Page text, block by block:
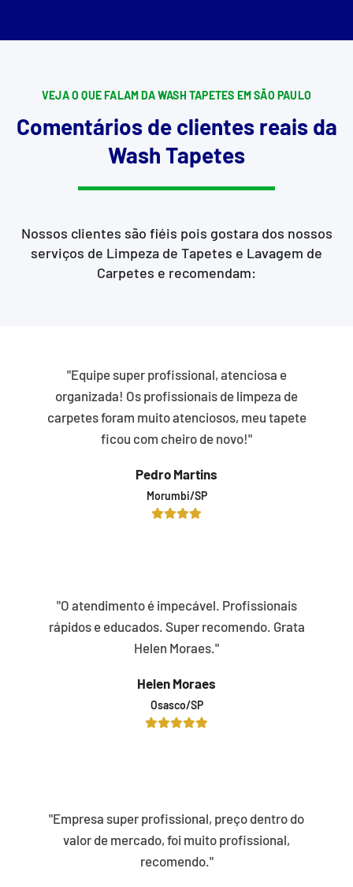
VEJA O QUE FALAM DA WASH TAPETES EM SÃO PAULO
Comentários de clientes reais da
Wash Tapetes
Nossos clientes são fiéis pois gostara dos nossos
serviços de Limpeza de Tapetes e Lavagem de
Carpetes e recomendam:
"Equipe super profissional, atenciosa e
organizada! Os profissionais de limpeza de
carpetes foram muito atenciosos, meu tapete
ficou com cheiro de novo!"
Pedro Martins
Morumbi/SP
"O atendimento é impecável. Profissionais
rápidos e educados. Super recomendo. Grata
Helen Moraes."
Helen Moraes
Osasco/SP
"Empresa super profissional, preço dentro do
valor de mercado, foi muito profissional,
recomendo."